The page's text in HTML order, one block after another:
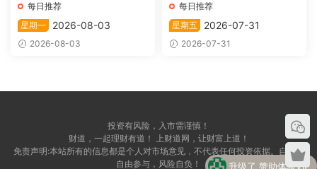
每日推荐
星期一
2026-08-03
2026-08-03
每日推荐
星期五
2026-07-31
2026-07-31
投资有风险，入市需谨慎！
财道，一起理财有道！ 上财道网，让财富上道！
免责声明:本站所有的信息都是个人对市场意见，不代表任何投资依据。自愿，
自由参与，风险自负！
升级了 赞助体验VIP